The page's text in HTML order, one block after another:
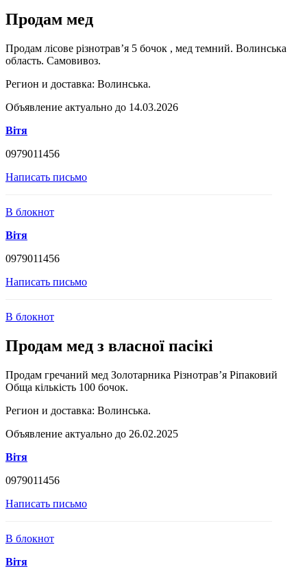
Продам мед
Продам лісове різнотрав’я 5 бочок , мед темний. Волинська
область. Самовивоз.
Регион и доставка: Волинська.
Объявление актуально до 14.03.2026
Вітя
0979011456
Написать письмо
В блокнот
Вітя
0979011456
Написать письмо
В блокнот
Продам мед з власної пасікі
Продам гречаний мед Золотарника Різнотрав’я Ріпаковий
Обща кількість 100 бочок.
Регион и доставка: Волинська.
Объявление актуально до 26.02.2025
Вітя
0979011456
Написать письмо
В блокнот
Вітя